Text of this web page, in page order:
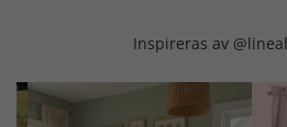
Inspireras av